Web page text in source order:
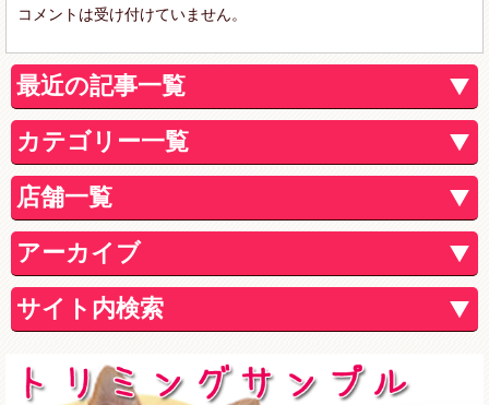
コメントは受け付けていません。
最近の記事一覧
カテゴリー一覧
店舗一覧
アーカイブ
サイト内検索